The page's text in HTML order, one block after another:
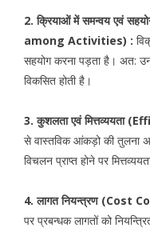
2. क्रियाओं में समन्वय एवं
among Activities) :
सहयोग करना पड़ता है। अत:
विकसित होती है।
3. कुशलता एवं मित्तव्ययता
से वास्तविक आंकड़ो की तुलना
विचलन प्राप्त होने पर
4. लागत नियन्त्रण (Cost
पर प्रबन्धक लागतों को